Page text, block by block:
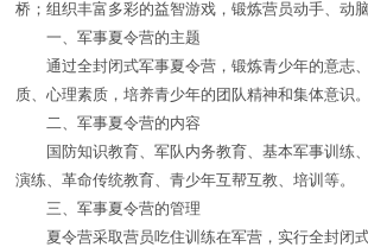
桥；组织丰富多彩的益智游戏，锻炼营员动手、动脑
一、军事夏令营的主题
通过全封闭式军事夏令营，锻炼青少年的意志
质、心理素质，培养青少年的团队精神和集体意识。
二、军事夏令营的内容
国防知识教育、军队内务教育、基本军事训练
演练、革命传统教育、青少年互帮互教、培训等。
三、军事夏令营的管理
夏令营采取营员吃住训练在军营，实行全封闭式